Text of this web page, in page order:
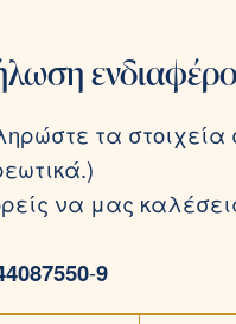
τα στοιχεία
να μας
-9